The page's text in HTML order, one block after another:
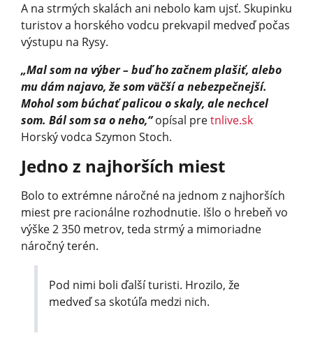
A na strmých skalách ani nebolo kam ujsť. Skupinku
turistov a horského vodcu prekvapil medveď počas
výstupu na Rysy.
„Mal som na výber – buď ho začnem plašiť, alebo
mu dám najavo, že som väčší a nebezpečnejší.
Mohol som búchať palicou o skaly, ale nechcel
som. Bál som sa o neho,“opísal pretnlive.sk
Horský vodca Szymon Stoch.
Jedno z najhorších miest
Bolo to extrémne náročné na jednom z najhorších
miest pre racionálne rozhodnutie. Išlo o hrebeň vo
výške 2 350 metrov, teda strmý a mimoriadne
náročný terén.
Pod nimi boli ďalší turisti. Hrozilo, že
medveď sa skotúľa medzi nich.